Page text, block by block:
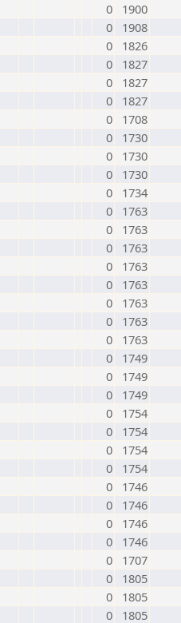
0
1900
0
1908
0
1826
0
1827
0
1827
0
1827
0
1708
0
1730
0
1730
0
1730
0
1734
0
1763
0
1763
0
1763
0
1763
0
1763
0
1763
0
1763
0
1763
0
1749
0
1749
0
1749
0
1754
0
1754
0
1754
0
1754
0
1746
0
1746
0
1746
0
1746
0
1707
0
1805
0
1805
0
1805